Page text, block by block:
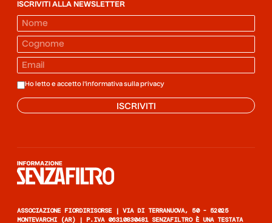
ISCRIVITI ALLA NEWSLETTER
Ho letto e accetto l'informativa sulla privacy
ISCRIVITI
ASSOCIAZIONE FIORDIRISORSE | VIA DI TERRANUOVA, 50 - 52025
MONTEVARCHI (AR) | P.IVA 06310830481 SENZAFILTRO È UNA TESTATA